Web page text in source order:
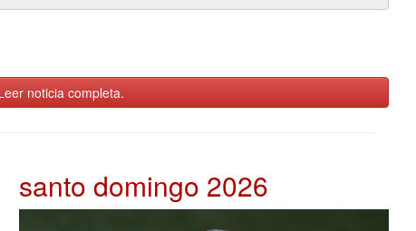
noticia completa.
santo domingo 2026